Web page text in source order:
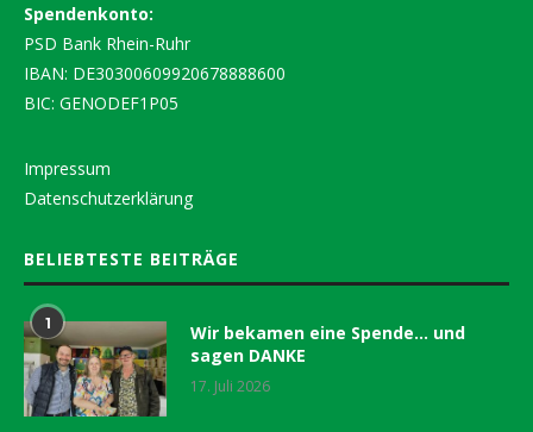
Spendenkonto:
PSD Bank Rhein-Ruhr
IBAN: DE30300609920678888600
BIC: GENODEF1P05
Impressum
Datenschutzerklärung
BELIEBTESTE BEITRÄGE
1
Wir bekamen eine Spende… und
sagen DANKE
17. Juli 2026